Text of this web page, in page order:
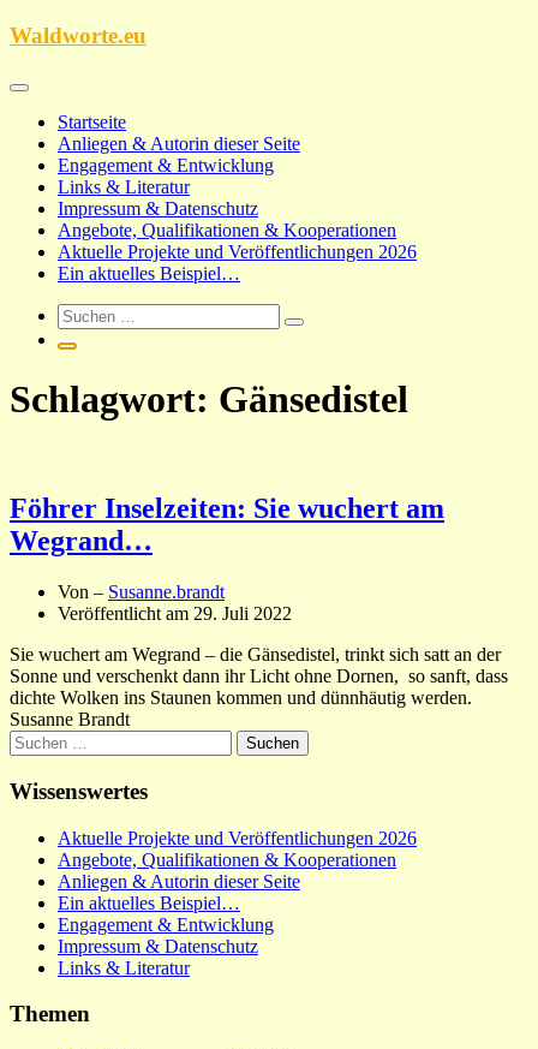
Zum
Waldworte.eu
Startseite
Anliegen & Autorin dieser Seite
Engagement & Entwicklung
Links & Literatur
Impressum & Datenschutz
Angebote, Qualifikationen & Kooperationen
Aktuelle Projekte und Veröffentlichungen 2026
Ein aktuelles Beispiel…
Schlagwort: Gänsedistel
Föhrer Inselzeiten: Sie wuchert am
Wegrand…
Von – Susanne.brandt
Veröffentlicht am 29. Juli 2022
Sie wuchert am Wegrand – die Gänsedistel, trinkt sich satt an der
Sonne und verschenkt dann ihr Licht ohne Dornen, so sanft, dass
dichte Wolken ins Staunen kommen und dünnhäutig werden.
Susanne Brandt
Suchen
nach:
Wissenswertes
Aktuelle Projekte und Veröffentlichungen 2026
Angebote, Qualifikationen & Kooperationen
Anliegen & Autorin dieser Seite
Ein aktuelles Beispiel…
Engagement & Entwicklung
Impressum & Datenschutz
Links & Literatur
Themen